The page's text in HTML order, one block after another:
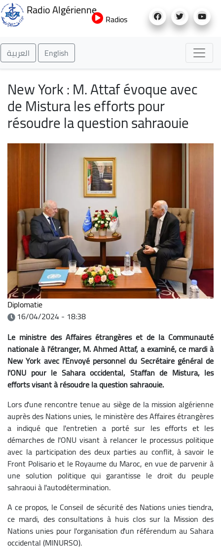
au
Radio Algérienne
Radios
العربية English
New York : M. Attaf évoque avec
de Mistura les efforts pour
résoudre la question sahraouie
Diplomatie
16/04/2024 - 18:38
Le ministre des Affaires étrangères et de la Communauté
nationale à l'étranger, M. Ahmed Attaf, a examiné, ce mardi à
New York avec l'Envoyé personnel du Secrétaire général de
l'ONU pour le Sahara occidental, Staffan de Mistura, les
efforts visant à résoudre la question sahraouie.
Lors d'une rencontre tenue au siège de la mission algérienne
auprès des Nations unies, le ministère des Affaires étrangères
a indiqué que l'entretien a porté sur les efforts et les
démarches de l'ONU visant à relancer le processus politique
avec la participation des deux parties au conflit, à savoir le
Front Polisario et le Royaume du Maroc, en vue de parvenir à
une solution politique qui garantisse le droit du peuple
sahraoui à l'autodétermination.
A ce propos, le Conseil de sécurité des Nations unies tiendra,
ce mardi, des consultations à huis clos sur la Mission des
Nations unies pour l'organisation d'un référendum au Sahara
occidental (MINURSO).